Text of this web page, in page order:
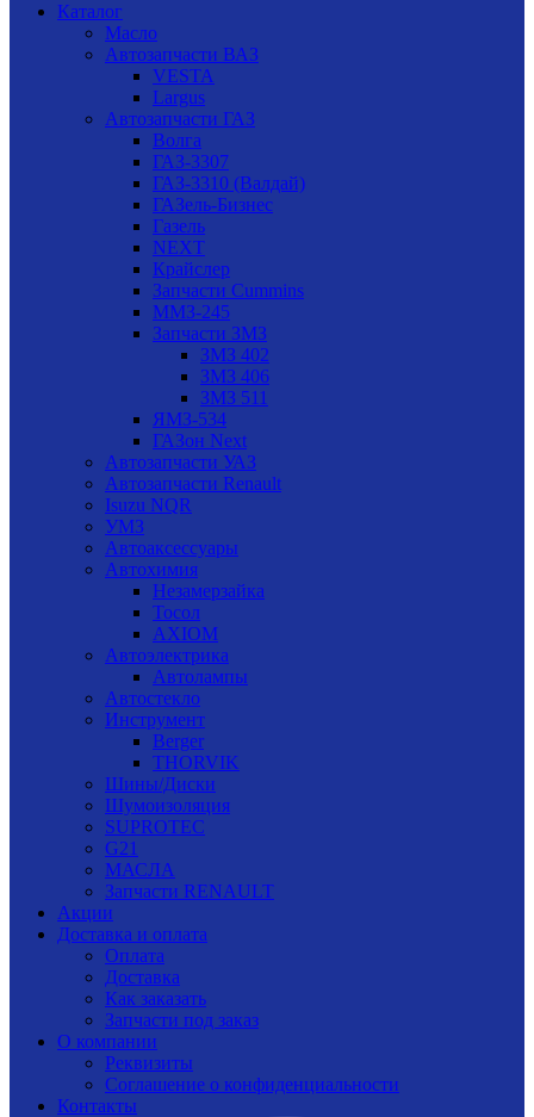
Каталог
Масло
Автозапчасти ВАЗ
VESTA
Largus
Автозапчасти ГАЗ
Волга
ГАЗ-3307
ГАЗ-3310 (Валдай)
ГАЗель-Бизнес
Газель
NEXT
Крайслер
Запчасти Cummins
ММЗ-245
Запчасти ЗМЗ
ЗМЗ 402
ЗМЗ 406
ЗМЗ 511
ЯМЗ-534
ГАЗон Next
Автозапчасти УАЗ
Автозапчасти Renault
Isuzu NQR
УМЗ
Автоаксессуары
Автохимия
Незамерзайка
Тосол
AXIOM
Автоэлектрика
Автолампы
Автостекло
Инструмент
Berger
THORVIK
Шины/Диски
Шумоизоляция
SUPROTEC
G21
МАСЛА
Запчасти RENAULT
Акции
Доставка и оплата
Оплата
Доставка
Как заказать
Запчасти под заказ
О компании
Реквизиты
Соглашение о конфиденциальности
Контакты